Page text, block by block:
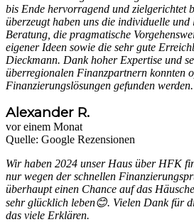
bis Ende hervorragend und zielgerichtet
überzeugt haben uns die individuelle und
Beratung, die pragmatische
eigener Ideen sowie die sehr gute
Dieckmann. Dank hoher Expertise und
überregionalen Finanzpartnern konnten
Finanzierungslösungen gefunden
Alexander R.
vor einem Monat
Quelle: Google Rezensionen
Wir haben 2024 unser Haus über HFK
nur wegen der schnellen
überhaupt einen Chance auf das
sehr glücklich leben😊. Vielen Dank für
das viele Erklären.